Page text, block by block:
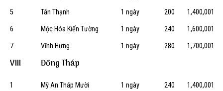
5
Tân Thạnh 1 ngày 200
1,400,001
6
Mộc Hóa Kiến Tường 1 ngày 240
1,600,001
7
Vĩnh Hưng 1 ngày 280 1,700,001
VIII Đồng Tháp
1 Mỹ An Tháp Mười 1 ngày 240
1,400,001